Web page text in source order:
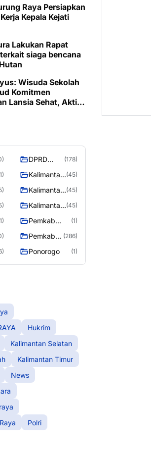
Raya Persiapkan
Kepala Kejati
Lakukan Rapat
siaga bencana
kebakaran Hutan
Wisuda Sekolah
Komitmen
Lansia Sehat, Aktif,
DPRD
RAYA
(178)
Kalimantan (45)
Kalimantan (45)
Kalimantan (45)
Pemkab
Barito Utara
(1)
Pemkab
Raya
(286)
Ponorogo (1)
Hukrim
Kalimantan Selatan
Kalimantan Timur
News
Polri